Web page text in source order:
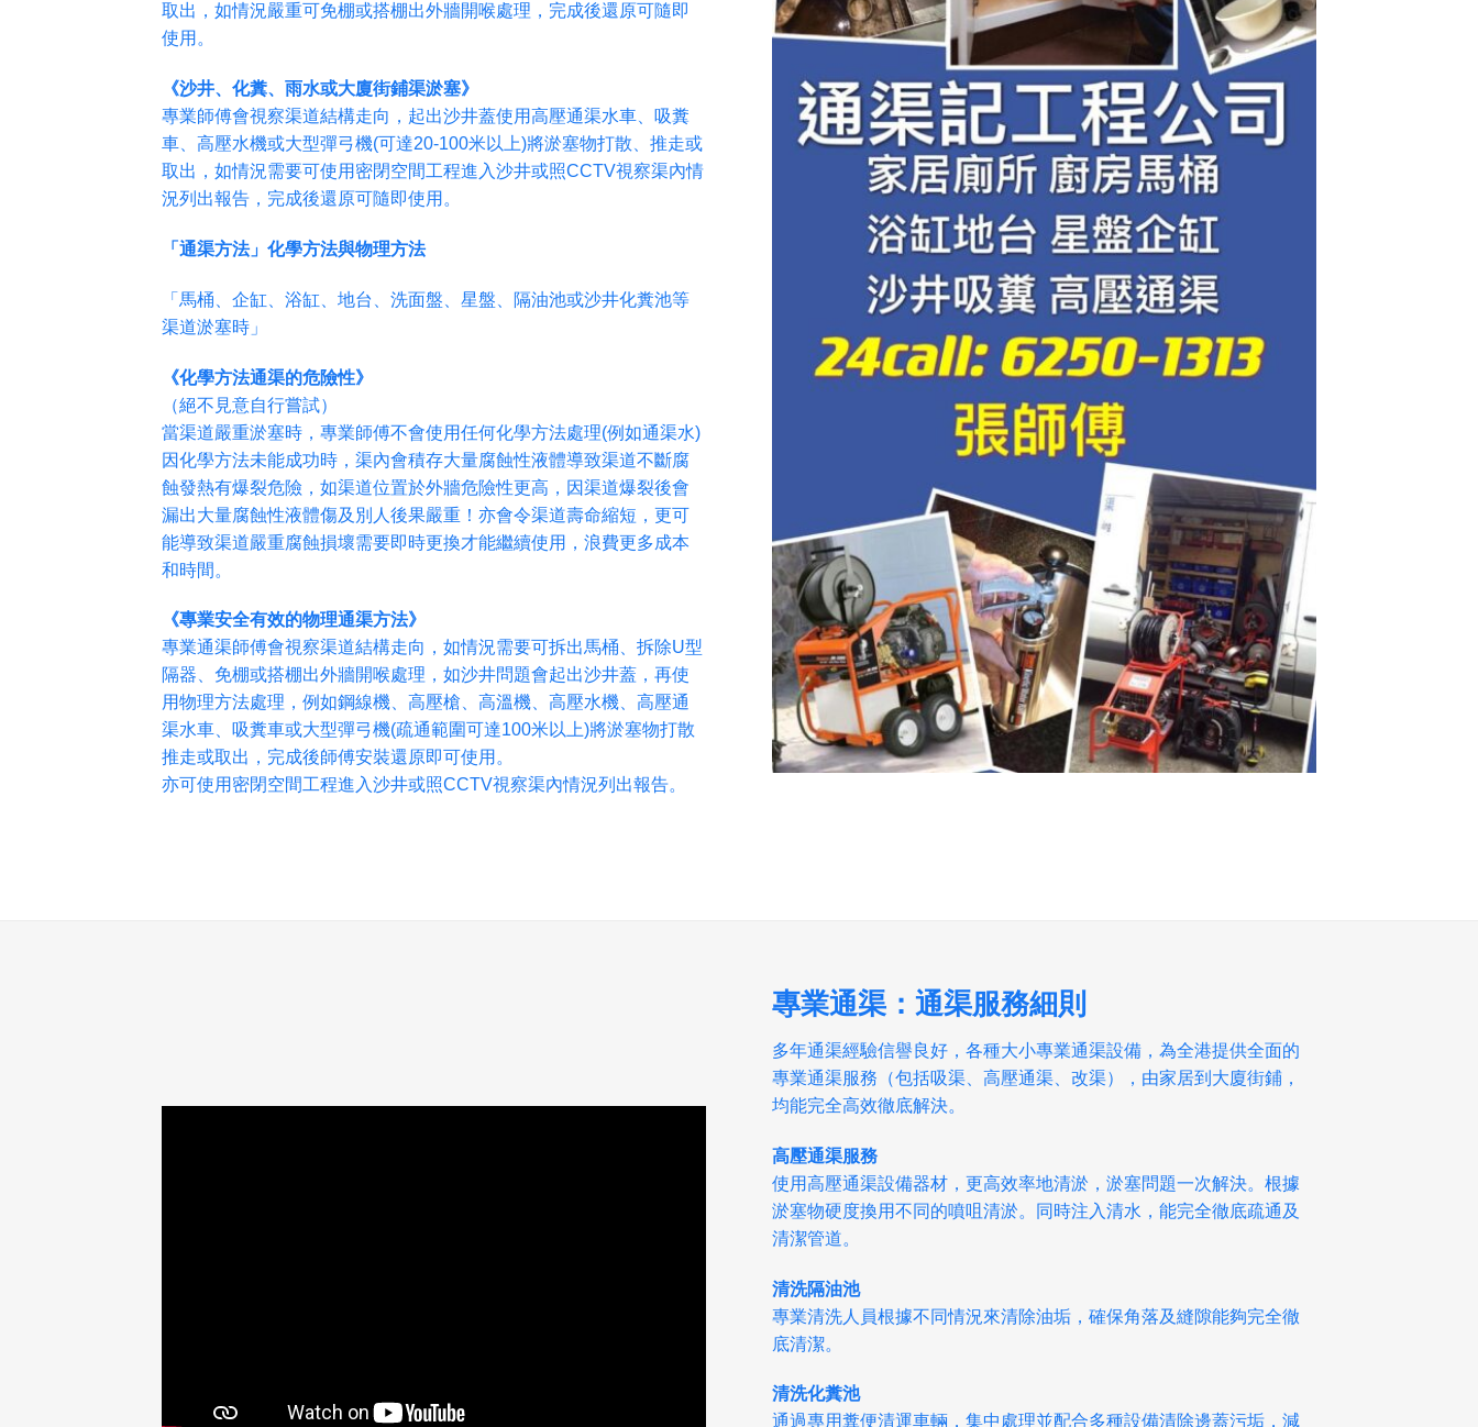
取出，如情況嚴重可免棚或搭棚出外牆開喉處理，完成後還原可隨即
使用。
《沙井、化糞、雨水或大廈街鋪渠淤塞》
專業師傅會視察渠道結構走向，起出沙井蓋使用高壓通渠水車、吸糞
車、高壓水機或大型彈弓機(可達20-100米以上)將淤塞物打散、推走或
取出，如情況需要可使用密閉空間工程進入沙井或照CCTV視察渠內情
況列出報告，完成後還原可隨即使用。
「通渠方法」化學方法與物理方法
「馬桶、企缸、浴缸、地台、洗面盤、星盤、隔油池或沙井化糞池等
渠道淤塞時」
《化學方法通渠的危險性》
（絕不見意自行嘗試）
當渠道嚴重淤塞時，專業師傅不會使用任何化學方法處理(例如通渠水)
因化學方法未能成功時，渠內會積存大量腐蝕性液體導致渠道不斷腐
蝕發熱有爆裂危險，如渠道位置於外牆危險性更高，因渠道爆裂後會
漏出大量腐蝕性液體傷及別人後果嚴重！亦會令渠道壽命縮短，更可
能導致渠道嚴重腐蝕損壞需要即時更換才能繼續使用，浪費更多成本
和時間。
《專業安全有效的物理通渠方法》
專業通渠師傅會視察渠道結構走向，如情況需要可拆出馬桶、拆除U型
隔器、免棚或搭棚出外牆開喉處理，如沙井問題會起出沙井蓋，再使
用物理方法處理，例如鋼線機、高壓槍、高溫機、高壓水機、高壓通
渠水車、吸糞車或大型彈弓機(疏通範圍可達100米以上)將淤塞物打散
推走或取出，完成後師傅安裝還原即可使用。
亦可使用密閉空間工程進入沙井或照CCTV視察渠內情況列出報告。
專業通渠：通渠服務細則
多年通渠經驗信譽良好，各種大小專業通渠設備，為全港提供全面的
專業通渠服務（包括吸渠、高壓通渠、改渠），由家居到大廈街鋪，
均能完全高效徹底解決。
高壓通渠服務
使用高壓通渠設備器材，更高效率地清淤，淤塞問題一次解決。根據
淤塞物硬度換用不同的噴咀清淤。同時注入清水，能完全徹底疏通及
清潔管道。
清洗隔油池
專業清洗人員根據不同情況來清除油垢，確保角落及縫隙能夠完全徹
底清潔。
清洗化糞池
通過專用糞便清運車輛，集中處理並配合多種設備清除邊蓋污垢，減